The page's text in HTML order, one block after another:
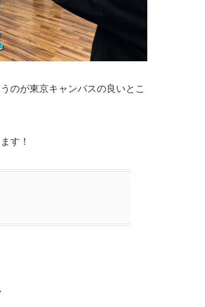
のが東京キャンパスの良いとこ
す！